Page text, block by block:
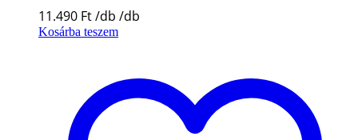
11.490 Ft
Kosárba teszem